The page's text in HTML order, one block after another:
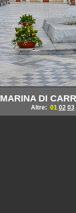
MARINA DI
Altre: 01 02 03